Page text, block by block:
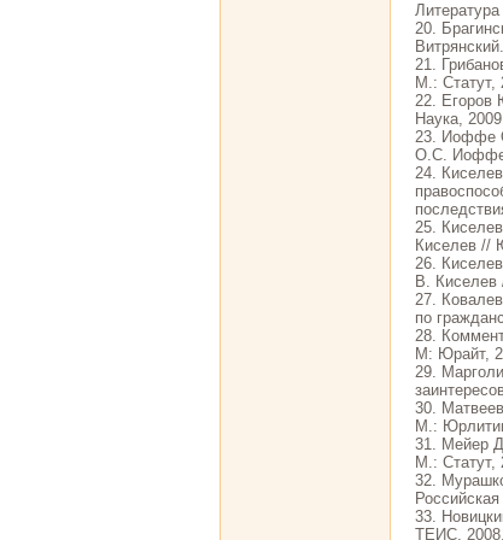
20.
21.
М.: Статут,
22. Егоров
Наука,
23. Иоффе
О.С.
24.
25.
Киселев //
26.
В.
27.
по
28.
М: Юрайт,
29.
30.
М.:
31. Мейер
М.: Статут,
32.
33.
ТЕИС,